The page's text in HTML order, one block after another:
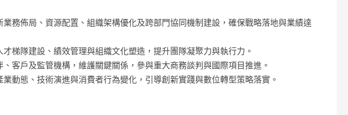
務佈局、資源配置、組織架構優化及跨部門協同機制建設，確保戰略落地與業績達
梯隊建設、績效管理與組織文化塑造，提升團隊凝聚力與執行力。
客戶及監管機構，維護關鍵關係，參與重大商務談判與國際項目推進。
動態、技術演進與消費者行為變化，引導創新實踐與數位轉型策略落實。